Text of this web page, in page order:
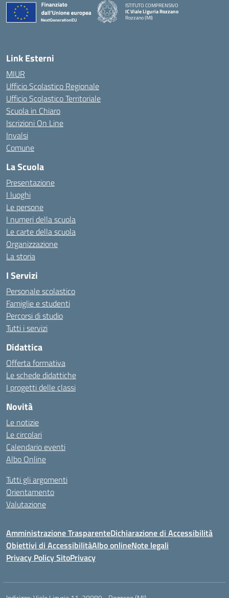
ISTITUTO COMPRENSIVO
IC Viale Liguria Rozzano
Rozzano (MI)
Link Esterni
MIUR
Ufficio Scolastico Regionale
Ufficio Scolastico Territoriale
Scuola in Chiaro
Iscrizioni On Line
Invalsi
Comune
La Scuola
Presentazione
I luoghi
Le persone
I numeri della scuola
Le carte della scuola
Organizzazione
La storia
I Servizi
Personale scolastico
Famiglie e studenti
Percorsi di studio
Tutti i servizi
Didattica
Offerta formativa
Le schede didattiche
I progetti delle classi
Novità
Le notizie
Le circolari
Calendario eventi
Albo Online
Tutti gli argomenti
Orientamento
Valutazione
Amministrazione TrasparenteDichiarazione di Accessibilità
Obiettivi di AccessibilitàAlbo onlineNote legali
Privacy Policy SitoPrivacy